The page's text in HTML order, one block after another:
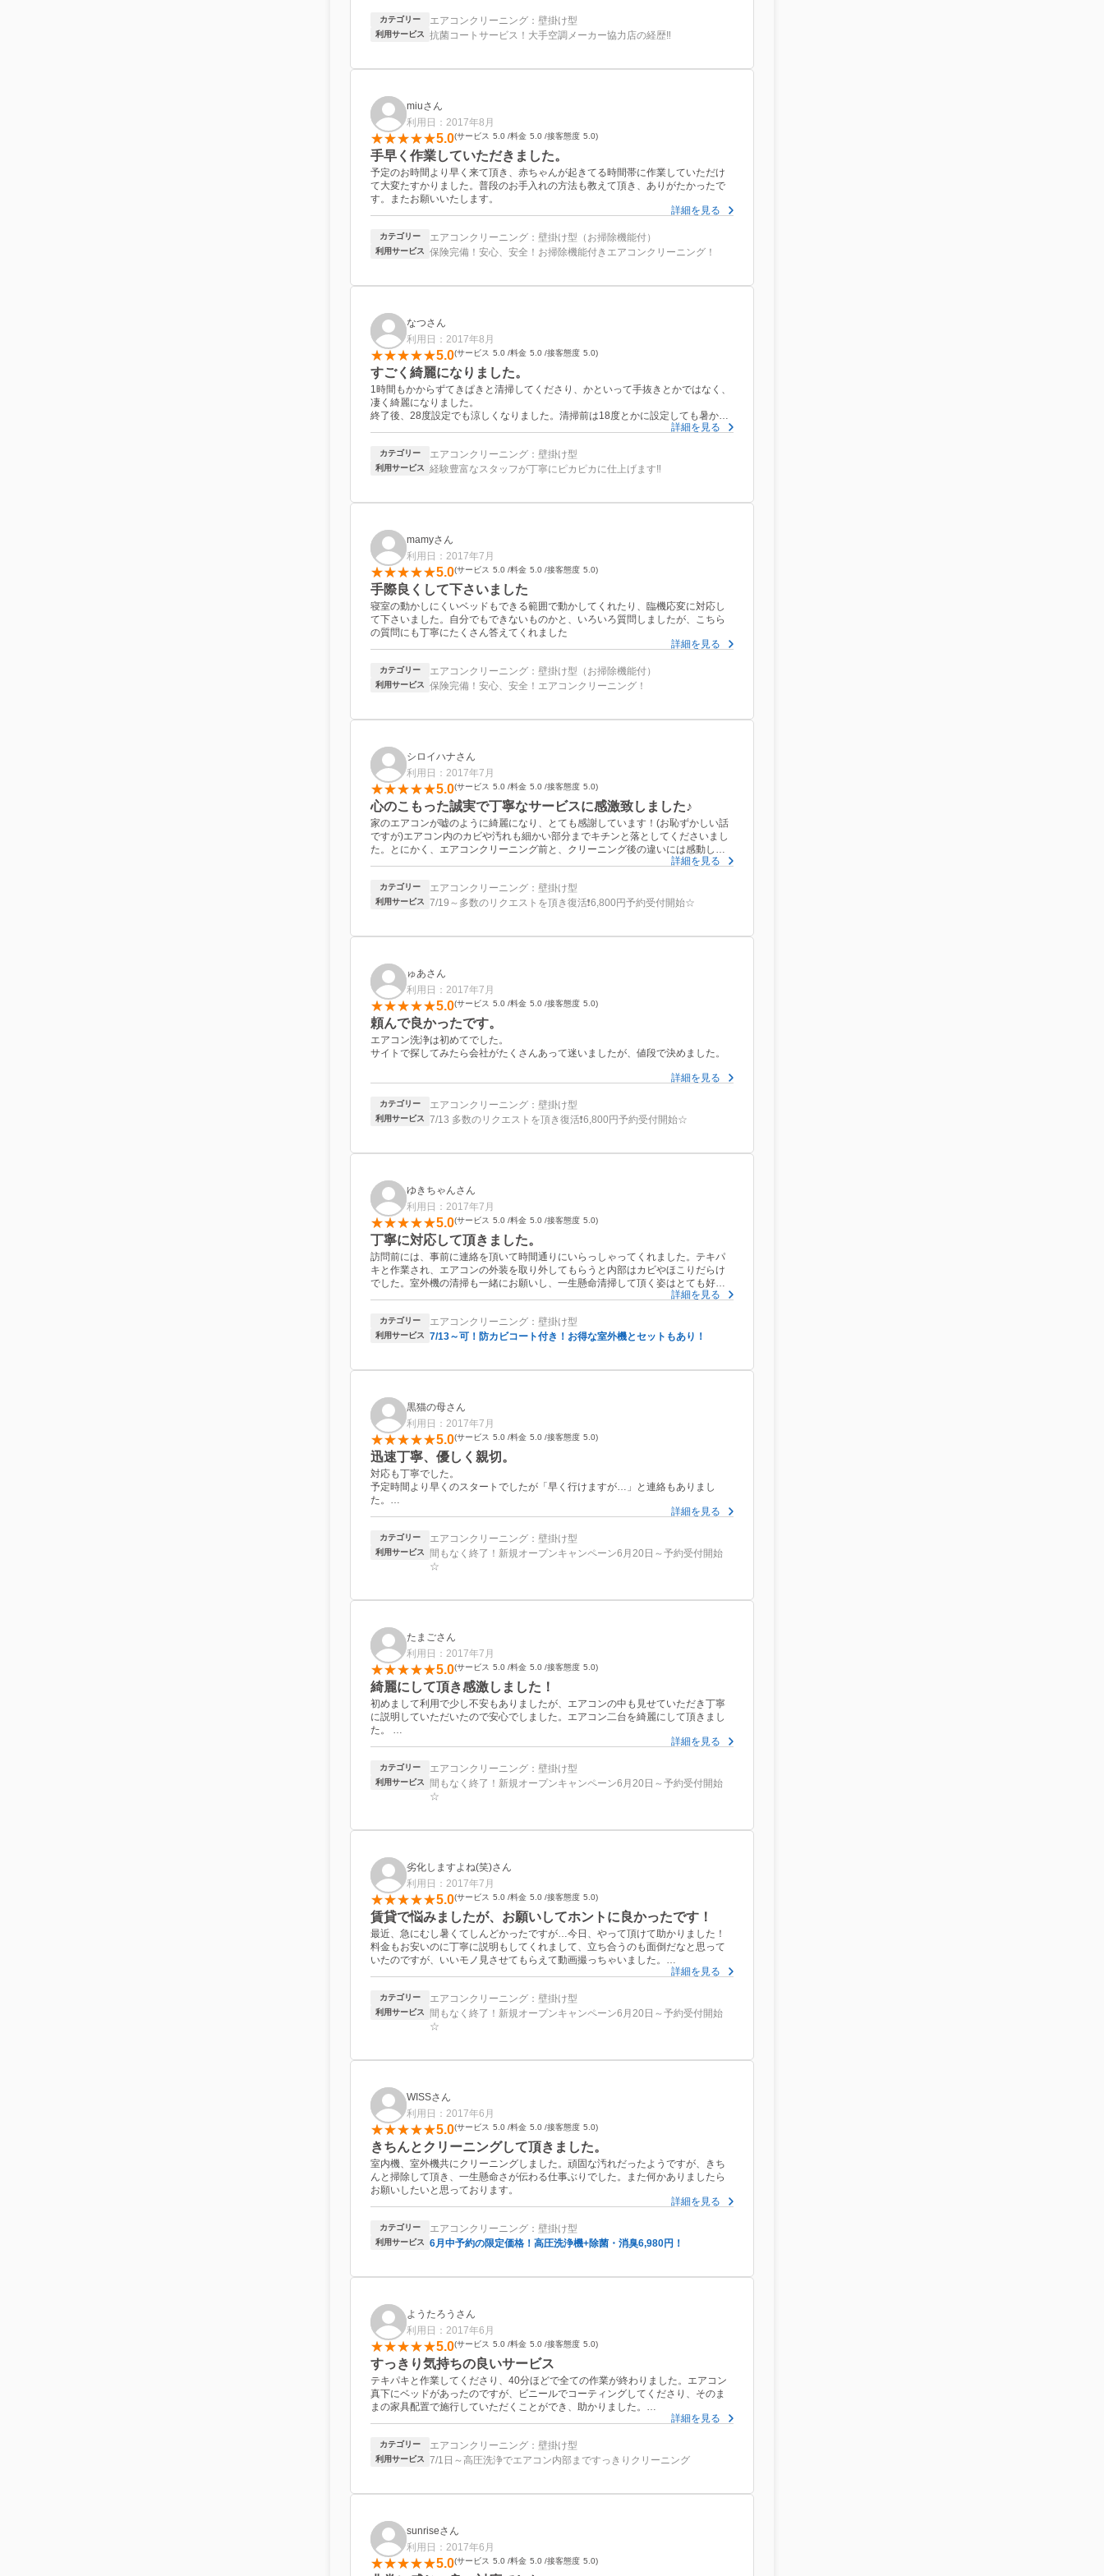
気さくな方で、手際よく作業していただきました。
カテゴリー エアコンクリーニング：壁掛け型
利用サービス 抗菌コートサービス！大手空調メーカー協力店の経歴‼
miuさん
利用日：2017年8月
5.0 サービス 5.0 料金 5.0 接客態度 5.0
手早く作業していただきました。
予定のお時間より早く来て頂き、赤ちゃんが起きてる時間帯に作業していただけ
て大変たすかりました。普段のお手入れの方法も教えて頂き、ありがたかったで
す。またお願いいたします。
詳細を見る
カテゴリー エアコンクリーニング：壁掛け型（お掃除機能付）
利用サービス 保険完備！安心、安全！お掃除機能付きエアコンクリーニング！
なつさん
利用日：2017年8月
5.0 サービス 5.0 料金 5.0 接客態度 5.0
すごく綺麗になりました。
1時間もかからずてきぱきと清掃してくださり、かといって手抜きとかではなく、
凄く綺麗になりました。
終了後、28度設定でも涼しくなりました。清掃前は18度とかに設定しても暑かっ
たこともあり、この金額だったら本当にやって良かったと思ってます。ありがと
詳細を見る
カテゴリー エアコンクリーニング：壁掛け型
利用サービス 経験豊富なスタッフが丁寧にピカピカに仕上げます‼︎
mamyさん
利用日：2017年7月
5.0 サービス 5.0 料金 5.0 接客態度 5.0
手際良くして下さいました
寝室の動かしにくいベッドもできる範囲で動かしてくれたり、臨機応変に対応し
て下さいました。自分でもできないものかと、いろいろ質問しましたが、こちら
の質問にも丁寧にたくさん答えてくれました
詳細を見る
カテゴリー エアコンクリーニング：壁掛け型（お掃除機能付）
利用サービス 保険完備！安心、安全！エアコンクリーニング！
シロイハナさん
利用日：2017年7月
5.0 サービス 5.0 料金 5.0 接客態度 5.0
心のこもった誠実で丁寧なサービスに感激致しました♪
家のエアコンが嘘のように綺麗になり、とても感謝しています！(お恥ずかしい話
ですが)エアコン内のカビや汚れも細かい部分までキチンと落としてくださいまし
た。とにかく、エアコンクリーニング前と、クリーニング後の違いには感動して
した。なるべく、今のエアコンの綺麗さを保ちたいですが、もしまた汚れたら
（笑）お願いしたいです。今日から安心してクリーンな風に吹かれたいと思いま
詳細を見る
カテゴリー エアコンクリーニング：壁掛け型
利用サービス 7/19～多数のリクエストを頂き復活❗6,800円予約受付開始☆
ゅあさん
利用日：2017年7月
5.0 サービス 5.0 料金 5.0 接客態度 5.0
頼んで良かったです。
エアコン洗浄は初めてでした。
サイトで探してみたら会社がたくさんあって迷いましたが、値段で決めました。
説明も丁寧にしてもらえたし、料金も思っていたより安く済み、かなり綺麗にな
満足です！！
詳細を見る
カテゴリー エアコンクリーニング：壁掛け型
利用サービス 7/13 多数のリクエストを頂き復活❗6,800円予約受付開始☆
ゆきちゃんさん
利用日：2017年7月
5.0 サービス 5.0 料金 5.0 接客態度 5.0
丁寧に対応して頂きました。
訪問前には、事前に連絡を頂いて時間通りにいらっしゃってくれました。テキパ
キと作業され、エアコンの外装を取り外してもらうと内部はカビやほこりだらけ
でした。室外機の清掃も一緒にお願いし、一生懸命清掃して頂く姿はとても好感
がもてました。納得の価格と気持ちよくエアコンが使用できる事を考えたら、エ
詳細を見る
カテゴリー エアコンクリーニング：壁掛け型
利用サービス 7/13～可！防カビコート付き！お得な室外機とセットもあり！
黒猫の母さん
利用日：2017年7月
5.0 サービス 5.0 料金 5.0 接客態度 5.0
迅速丁寧、優しく親切。
対応も丁寧でした。
予定時間より早くのスタートでしたが「早く行けますが…」と連絡もありまし
た。
れました。
今回はキャンペーン+抗菌消臭をしました。
今後もお願いしたいと思います。
詳細を見る
カテゴリー エアコンクリーニング：壁掛け型
利用サービス
間もなく終了！新規オープンキャンペーン6月20日～予約受付開始
☆
たまごさん
利用日：2017年7月
5.0 サービス 5.0 料金 5.0 接客態度 5.0
綺麗にして頂き感激しました！
初めまして利用で少し不安もありましたが、エアコンの中も見せていただき丁寧
に説明していただいたので安心でしました。エアコン二台を綺麗にして頂きまし
た。
詳細を見る
カテゴリー エアコンクリーニング：壁掛け型
利用サービス
間もなく終了！新規オープンキャンペーン6月20日～予約受付開始
☆
劣化しますよね(笑)さん
利用日：2017年7月
5.0 サービス 5.0 料金 5.0 接客態度 5.0
賃貸で悩みましたが、お願いしてホントに良かったです！
最近、急にむし暑くてしんどかったですが…今日、やって頂けて助かりました！
料金もお安いのに丁寧に説明もしてくれまして、立ち合うのも面倒だなと思って
いたのですが、いいモノ見させてもらえて動画撮っちゃいました。
たよ。
あと、お風呂でフィルター等洗ってもらうので後で掃除しなきゃだなと思ってた
ら、逆に排水口までキレイになってて驚きました。
詳細を見る
カテゴリー エアコンクリーニング：壁掛け型
利用サービス
間もなく終了！新規オープンキャンペーン6月20日～予約受付開始
☆
WISSさん
利用日：2017年6月
5.0 サービス 5.0 料金 5.0 接客態度 5.0
きちんとクリーニングして頂きました。
室内機、室外機共にクリーニングしました。頑固な汚れだったようですが、きち
んと掃除して頂き、一生懸命さが伝わる仕事ぶりでした。また何かありましたら
お願いしたいと思っております。
詳細を見る
カテゴリー エアコンクリーニング：壁掛け型
利用サービス 6月中予約の限定価格！高圧洗浄機+除菌・消臭6,980円！
ようたろうさん
利用日：2017年6月
5.0 サービス 5.0 料金 5.0 接客態度 5.0
すっきり気持ちの良いサービス
テキパキと作業してくださり、40分ほどで全ての作業が終わりました。エアコン
真下にベッドがあったのですが、ビニールでコーティングしてくださり、そのま
まの家具配置で施行していただくことができ、助かりました。
詳細を見る
カテゴリー エアコンクリーニング：壁掛け型
利用サービス 7/1日～高圧洗浄でエアコン内部まですっきりクリーニング
sunriseさん
利用日：2017年6月
5.0 サービス 5.0 料金 5.0 接客態度 5.0